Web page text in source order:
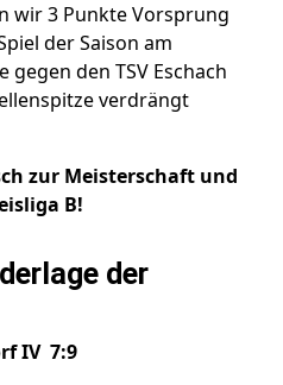
wir 3 Punkte Vorsprung
der Saison am
gegen den TSV Eschach
verdrängt
zur Meisterschaft und
B!
der
IV 7:9